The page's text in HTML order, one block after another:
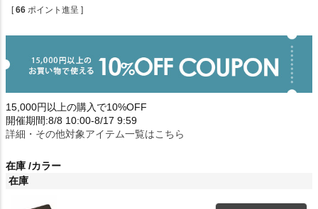
[ 66 ポイント進呈 ]
15,000円以上の購入で10%OFF
開催期間:8/8 10:00-8/17 9:59
詳細・その他対象アイテム一覧はこちら
在庫 カラー
在庫